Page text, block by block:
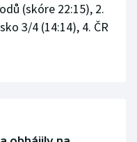
(skóre 22:15), 2.
3/4 (14:14), 4. ČR